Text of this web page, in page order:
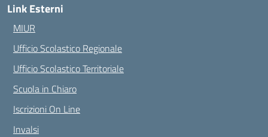
Link Esterni
MIUR
Ufficio Scolastico Regionale
Ufficio Scolastico Territoriale
Scuola in Chiaro
Iscrizioni On Line
Invalsi